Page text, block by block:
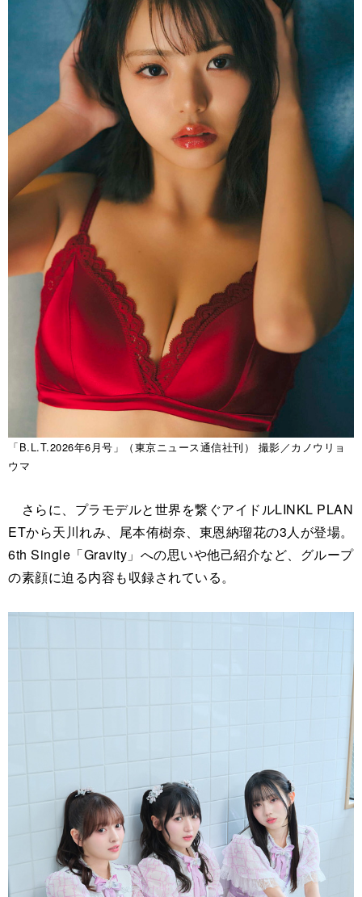
「B.L.T.2026年6月号」（東京ニュース通信社刊） 撮影／カノウリョ
ウマ
さらに、プラモデルと世界を繋ぐアイドルLINKL PLAN
ETから天川れみ、尾本侑樹奈、東恩納瑠花の3人が登場。
6th Single「Gravity」への思いや他己紹介など、グループ
の素顔に迫る内容も収録されている。